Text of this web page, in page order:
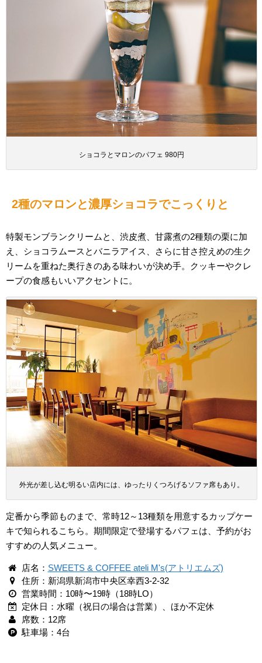
ショコラとマロンのパフェ 980円
2種のマロンと濃厚ショコラでこっくりと
特製モンブランクリームと、渋皮煮、甘露煮の2種類の栗に加
え、ショコラムースとバニラアイス、さらに甘さ控えめの生ク
リームを重ねた奥行きのある味わいが決め手。クッキーやクレ
ープの食感もいいアクセントに。
外光が差し込む明るい店内には、ゆったりくつろげるソファ席もあり。
定番から季節ものまで、常時12～13種類を用意するカップケー
キで知られるこちら。期間限定で登場するパフェは、予約がお
すすめの人気メニュー。
店名： SWEETS & COFFEE ateli M's(アトリエムズ)
住所：新潟県新潟市中央区幸西3-2-32
営業時間：10時〜19時（18時LO）
定休日：水曜（祝日の場合は営業）、ほか不定休
席数：12席
駐車場：4台